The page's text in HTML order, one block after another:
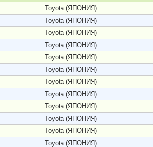
Toyota (ЯПОНИЯ)
Toyota (ЯПОНИЯ)
Toyota (ЯПОНИЯ)
Toyota (ЯПОНИЯ)
Toyota (ЯПОНИЯ)
Toyota (ЯПОНИЯ)
Toyota (ЯПОНИЯ)
Toyota (ЯПОНИЯ)
Toyota (ЯПОНИЯ)
Toyota (ЯПОНИЯ)
Toyota (ЯПОНИЯ)
Toyota (ЯПОНИЯ)